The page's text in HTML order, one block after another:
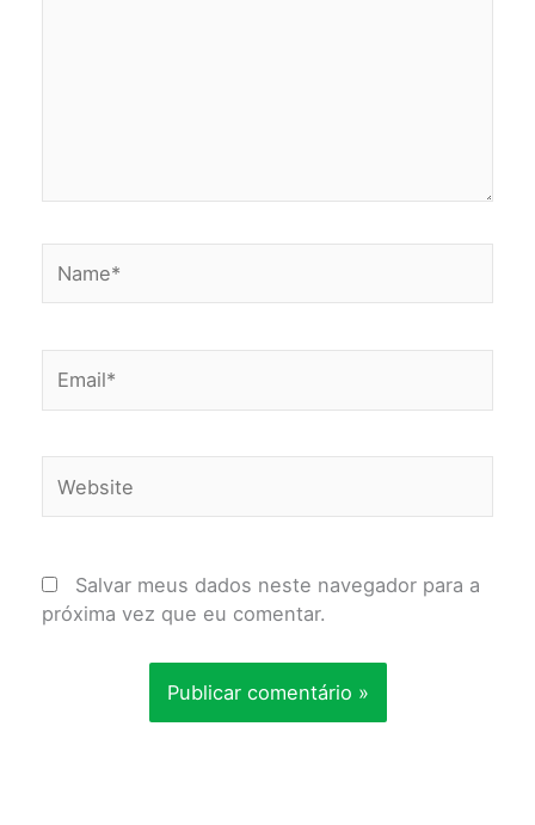
Salvar meus dados neste navegador para a
próxima vez que eu comentar.